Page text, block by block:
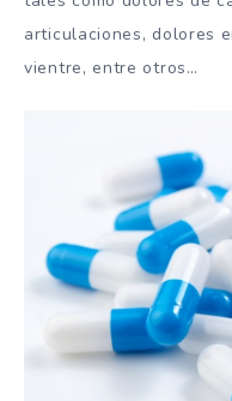
articulaciones, dolores
vientre, entre otros…